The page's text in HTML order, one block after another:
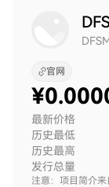
官网
¥
最新价格
历史最低
历史最高
发行总量
注意：项目简介